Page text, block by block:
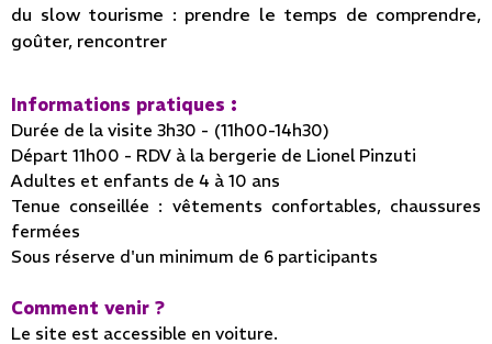
du slow tourisme : prendre le temps de comprendre,
goûter, rencontrer
Informations pratiques :
Durée de la visite 3h30 - (11h00-14h30)
Départ 11h00 - RDV à la bergerie de Lionel Pinzuti
Adultes et enfants de 4 à 10 ans
Tenue conseillée : vêtements confortables, chaussures
fermées
Sous réserve d'un minimum de 6 participants
Comment venir ?
Le site est accessible en voiture.